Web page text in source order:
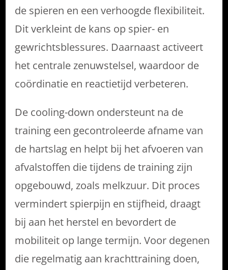
de spieren en een verhoogde flexibiliteit.
Dit verkleint de kans op spier- en
gewrichtsblessures. Daarnaast activeert
het centrale zenuwstelsel, waardoor de
coördinatie en reactietijd verbeteren.
De cooling-down ondersteunt na de
training een gecontroleerde afname van
de hartslag en helpt bij het afvoeren van
afvalstoffen die tijdens de training zijn
opgebouwd, zoals melkzuur. Dit proces
vermindert spierpijn en stijfheid, draagt
bij aan het herstel en bevordert de
mobiliteit op lange termijn. Voor degenen
die regelmatig aan krachttraining doen,